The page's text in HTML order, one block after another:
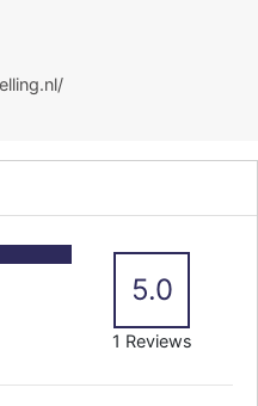
5.0
1 Reviews